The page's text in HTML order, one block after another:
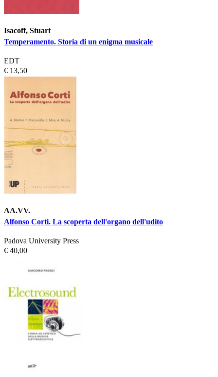
Isacoff, Stuart
Temperamento. Storia di un enigma musicale
EDT
€ 13,50
AA.VV.
Alfonso Corti. La scoperta dell'organo dell'udito
Padova University Press
€ 40,00